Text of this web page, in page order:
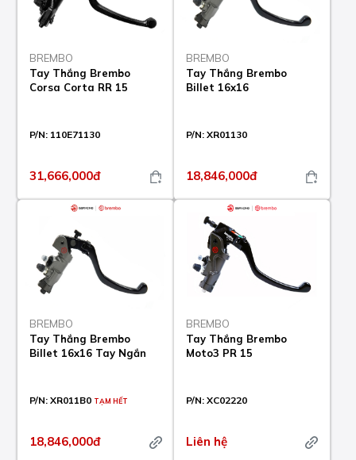
BREMBO
Tay Thắng Brembo
Corsa Corta RR 15
P/N: 110E71130
31,666,000đ
BREMBO
Tay Thắng Brembo
Billet 16x16
P/N: XR01130
18,846,000đ
BREMBO
Tay Thắng Brembo
Billet 16x16 Tay Ngắn
P/N: XR011B0 TẠM HẾT
18,846,000đ
BREMBO
Tay Thắng Brembo
Moto3 PR 15
P/N: XC02220
Liên hệ